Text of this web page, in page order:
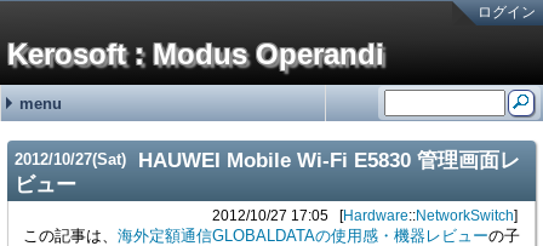
ログイン
Kerosoft : Modus Operandi
menu
最近の記事
#251:
SONYの無線ノイキャンヘッドホン WH-1000XM3の延命措置 (06/19)
#250:
ディスプレイの入力切替イベントを拾う方法メモ (12/31)
#249:
無停電電源装置(UPS)の鉛バッテリーを無料で処分する方法 (10/01)
#248:
アメリカ現地番号のAT&T SIMカードを日本で準備していく方法
#247:
古のRaspberry Piを使ったお手軽デジタルサイネージ (01/31)
最近のコメント
霧ヶ峰REMOTEの機器登録バグの回避方法 金曜が大好きなOL
brother製スキャンツールControlCenter4を直接起動する方法 hy
霧ヶ峰REMOTEの機器登録バグの回避方法 せつこ
霧ヶ峰REMOTEの機器登録バグの回避方法 nn
霧ヶ峰REMOTEの機器登録バグの回避方法 n
タグNetService (15)
adiary (5)
Google (1)
ValueDomain (2)
Sakura (1)
Software (176)
Windows (95)
Macintosh (5)
Linux (69)
VM/ESXi (6)
Languages (13)
Java (2)
Perl (7)
C# (2)
CSS (1)
JavaScript (1)
Hardware (46)
PC (8)
VAIO (7)
Phone (8)
Printer (4)
NAS (1)
HDDRecorder (1)
CarNavi (1)
NetworkSwitch (8)
Raspberry Pi (2)
ThinkPad (2)
Appliances (3)
Mobile (4)
(none) (2)
2012/10/27(Sat)
HAUWEI Mobile Wi-Fi E5830 管理画面レ
ビュー
2012/10/27 17:05 Hardware::NetworkSwitch
この記事は、 海外定額通信GLOBALDATAの使用感・機器レビューの子